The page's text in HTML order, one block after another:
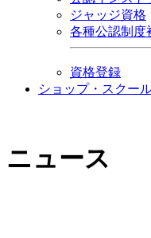
ジャッジ資格
各種公認制度
資格登録
ショップ・スクー
ニュース